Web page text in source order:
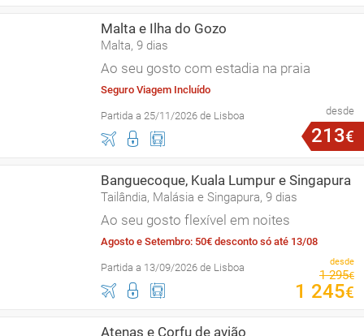
Malta e Ilha do Gozo
Malta, 9 dias
Ao seu gosto com estadia na praia
Seguro Viagem Incluído
Partida a 25/11/2026 de Lisboa desde
213€
Banguecoque, Kuala Lumpur e Singapura
Tailândia, Malásia e Singapura, 9 dias
Ao seu gosto flexível em noites
Agosto e Setembro: 50€ desconto só até 13/08
Partida a 13/09/2026 de Lisboa desde
1 295€
1 245€
Atenas e Corfu de avião